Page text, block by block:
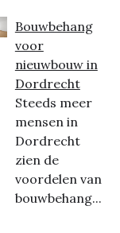
Bouwbehang
voor
nieuwbouw in
Dordrecht
Steeds meer
mensen in
Dordrecht
zien de
voordelen van
bouwbehang...